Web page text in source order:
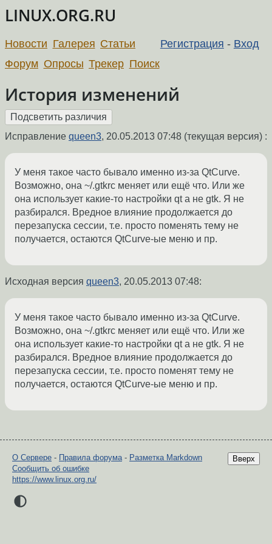
LINUX.ORG.RU
Регистрация - Вход
Новости Галерея Статьи
Форум Опросы Трекер Поиск
История изменений
Исправление queen3, 20.05.2013 07:48 (текущая версия) :
У меня такое часто бывало именно из-за QtCurve.
Возможно, она ~/.gtkrc меняет или ещё что. Или же
она использует какие-то настройки qt а не gtk. Я не
разбирался. Вредное влияние продолжается до
перезапуска сессии, т.е. просто поменять тему не
получается, остаются QtCurve-ые меню и пр.
Исходная версия queen3, 20.05.2013 07:48:
У меня такое часто бывало именно из-за QtCurve.
Возможно, она ~/.gtkrc меняет или ещё что. Или же
она использует какие-то настройки qt а не gtk. Я не
разбирался. Вредное влияние продолжается до
перезапуска сессии, т.е. просто поменят тему не
получается, остаются QtCurve-ые меню и пр.
Вверх
О Сервере - Правила форума- Разметка Markdown
Сообщить об ошибке
https://www.linux.org.ru/